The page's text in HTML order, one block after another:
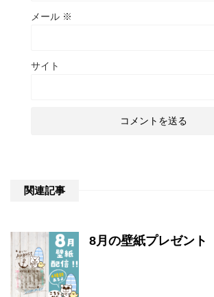
メール ※
サイト
関連記事
8月の壁紙プレゼント